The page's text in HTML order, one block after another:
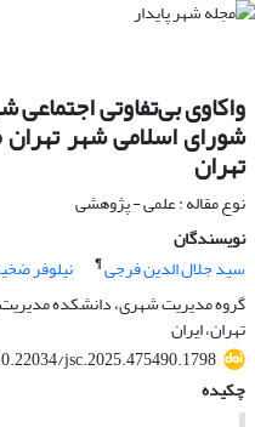
واکاوی بی‌تفاوتی
شورای اسلامی شهر
تهران
نوع مقاله : علمی - پژوهشی
نویسندگان
سید جلال الدین فرجی¶
نیلوفر
گروه مدیریت شهری، دانشکده مدیریت
تهران، ایران
jsc.2025.475490.1798
چکیده